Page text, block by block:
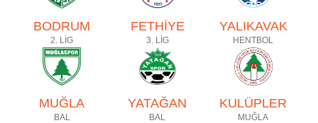
BODRUM
2. LİG
FETHİYE
3. LİG
YALIKAVAK
HENTBOL
MUĞLA
BAL
YATAĞAN
BAL
KULÜPLER
MUĞLA